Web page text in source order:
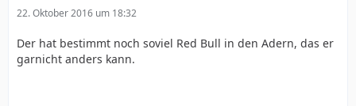
22. Oktober 2016 um 18:32
Der hat bestimmt noch soviel Red Bull in den Adern, das er
garnicht anders kann.